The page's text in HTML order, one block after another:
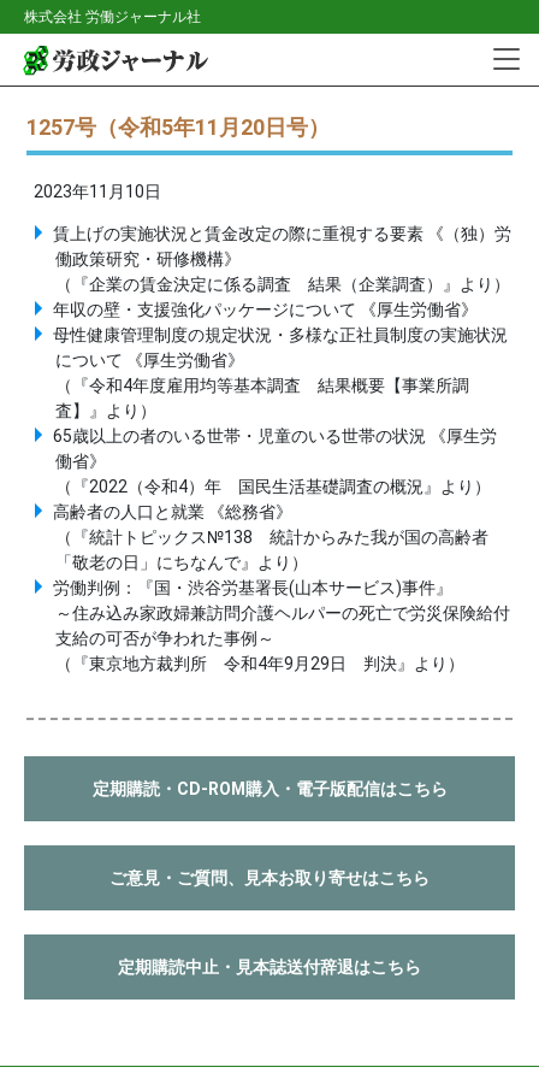
株式会社 労働ジャーナル社
1257号（令和5年11月20日号）
2023年11月10日
賃上げの実施状況と賃金改定の際に重視する要素 《（独）労
働政策研究・研修機構》
（『企業の賃金決定に係る調査 結果（企業調査）』より）
年収の壁・支援強化パッケージについて 《厚生労働省》
母性健康管理制度の規定状況・多様な正社員制度の実施状況
について 《厚生労働省》
（『令和4年度雇用均等基本調査 結果概要【事業所調
査】』より）
65歳以上の者のいる世帯・児童のいる世帯の状況 《厚生労
働省》
（『2022（令和4）年 国民生活基礎調査の概況』より）
高齢者の人口と就業 《総務省》
（『統計トピックス№138 統計からみた我が国の高齢者
「敬老の日」にちなんで』より）
労働判例：『国・渋谷労基署長(山本サービス)事件』
～住み込み家政婦兼訪問介護ヘルパーの死亡で労災保険給付
支給の可否が争われた事例～
（『東京地方裁判所 令和4年9月29日 判決』より）
定期購読・CD-ROM購入・電子版配信はこちら
ご意見・ご質問、見本お取り寄せはこちら
定期購読中止・見本誌送付辞退はこちら